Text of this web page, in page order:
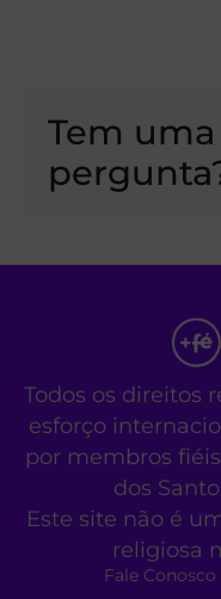
Tem uma
Todos os direitos
esforço
por membros
dos
Este site não é
religiosa
Fale Conosco